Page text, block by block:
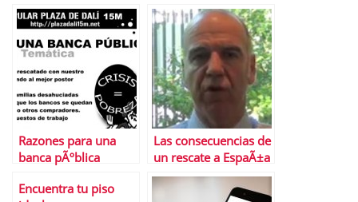
Razones para una
banca pÃºblica
Las consecuencias de
un rescate a EspaÃ±a
Encuentra tu piso